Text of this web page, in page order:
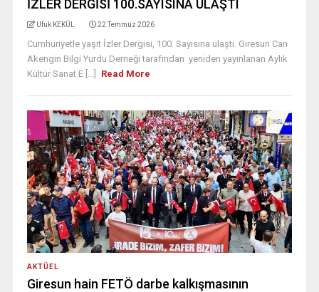
İZLER DERGİSİ 100.SAYISINA ULAŞTI
Ufuk KEKÜL 22 Temmuz 2026
Cumhuriyetle yaşıt İzler Dergisi, 100. Sayısına ulaştı. Giresun Can
Akengin Bilgi Yurdu Derneği tarafından yeniden yayınlanan Aylık
Kültür Sanat E [...]
Read More
AKTÜEL
Giresun hain FETÖ darbe kalkışmasının